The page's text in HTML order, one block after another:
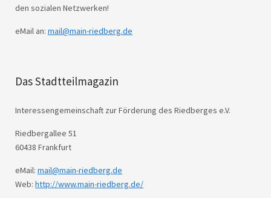
den sozialen Netzwerken!
eMail an: mail@main-riedberg.de
Das Stadtteilmagazin
Interessengemeinschaft zur Förderung des Riedberges e.V.
Riedbergallee 51
60438 Frankfurt
eMail: mail@main-riedberg.de
Web: http://www.main-riedberg.de/